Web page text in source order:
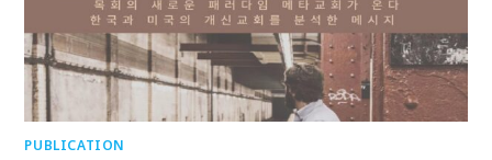
PUBLICATION